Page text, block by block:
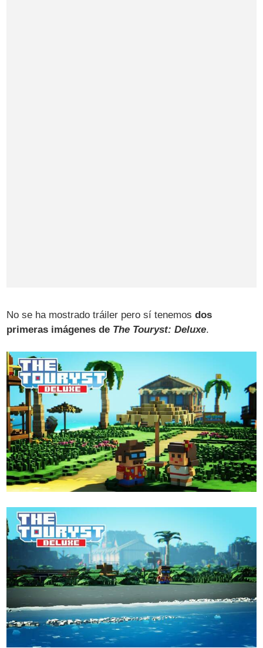
No se ha mostrado tráiler pero sí tenemosdos
primeras imágenes de The Touryst: Deluxe.